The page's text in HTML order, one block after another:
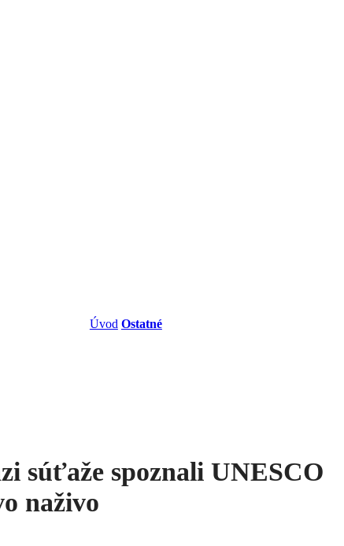
Úvod Ostatné
súťaže spoznali UNESCO
naživo